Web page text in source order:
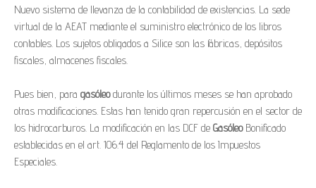
Nuevo sistema de llevanza de la contabilidad de existencias. La sede
virtual de la AEAT mediante el suministro electrónico de los libros
contables. Los sujetos obligados a Silice son las fábricas, depósitos
fiscales, almacenes fiscales.
Pues bien, para gasóleodurante los últimos meses se han aprobado
otras modificaciones. Estas han tenido gran repercusión en el sector de
los hidrocarburos. La modificación en las DCF de GasóleoBonificado
establecidas en el art. 106.4 del Reglamento de los Impuestos
Especiales.